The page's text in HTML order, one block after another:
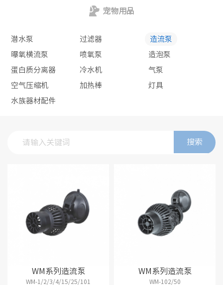
宠物用品
潜水泵 过滤器 造流泵
曝氧横流泵 喷氧泵 造泡泵
蛋白质分离器 冷水机 气泵
空气压缩机 加热棒 灯具
水族器材配件
搜索
WM系列造流泵
WM-1/2/3/4/15/25/101
WM系列造流泵
WM-102/50